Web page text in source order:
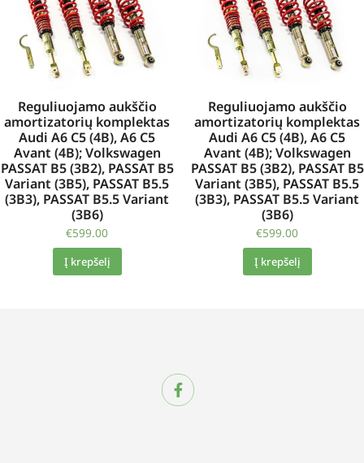
Reguliuojamo aukščio
amortizatorių komplektas
Audi A6 C5 (4B), A6 C5
Avant (4B); Volkswagen
PASSAT B5 (3B2), PASSAT B5
Variant (3B5), PASSAT B5.5
(3B3), PASSAT B5.5 Variant
(3B6)
€599.00
Į krepšelį
Reguliuojamo aukščio
amortizatorių komplektas
Audi A6 C5 (4B), A6 C5
Avant (4B); Volkswagen
PASSAT B5 (3B2), PASSAT B5
Variant (3B5), PASSAT B5.5
(3B3), PASSAT B5.5 Variant
(3B6)
€599.00
Į krepšelį